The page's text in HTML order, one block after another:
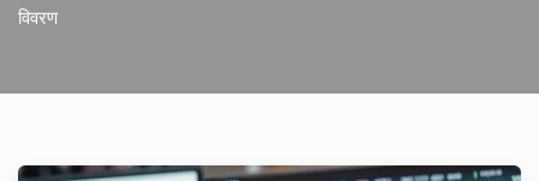
विवरण